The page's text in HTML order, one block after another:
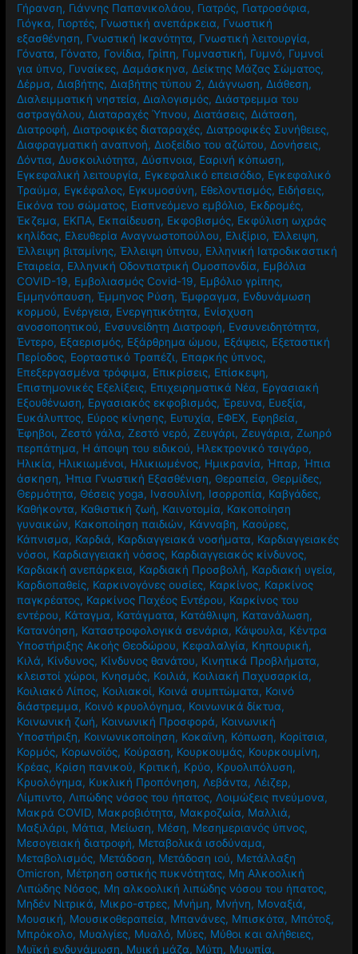
Γήρανση, Γιάννης Παπανικολάου, Γιατρός, Γιατροσόφια,
Γιόγκα, Γιορτές, Γνωστική ανεπάρκεια, Γνωστική
εξασθένηση, Γνωστική Ικανότητα, Γνωστική λειτουργία,
Γόνατα, Γόνατο, Γονίδια, Γρίπη, Γυμναστική, Γυμνό, Γυμνοί
για ύπνο, Γυναίκες, Δαμάσκηνα, Δείκτης Μάζας Σώματος,
Δέρμα, Διαβήτης, Διαβήτης τύπου 2, Διάγνωση, Διάθεση,
Διαλειμματική νηστεία, Διαλογισμός, Διάστρεμμα του
αστραγάλου, Διαταραχές Ύπνου, Διατάσεις, Διάταση,
Διατροφή, Διατροφικές διαταραχές, Διατροφικές Συνήθειες,
Διαφραγματική αναπνοή, Διοξείδιο του αζώτου, Δονήσεις,
Δόντια, Δυσκοιλιότητα, Δύσπνοια, Εαρινή κόπωση,
Εγκεφαλική λειτουργία, Εγκεφαλικό επεισόδιο, Εγκεφαλικό
Τραύμα, Εγκέφαλος, Εγκυμοσύνη, Εθελοντισμός, Ειδήσεις,
Εικόνα του σώματος, Εισπνεόμενο εμβόλιο, Εκδρομές,
Έκζεμα, ΕΚΠΑ, Εκπαίδευση, Εκφοβισμός, Εκφύλιση ωχράς
κηλίδας, Ελευθερία Αναγνωστοπούλου, Ελιξίριο,Έλλειψη,
Έλλειψη βιταμίνης,Έλλειψη ύπνου, Ελληνική Ιατροδικαστική
Εταιρεία, Ελληνική Οδοντιατρική Ομοσπονδία, Εμβόλια
COVID-19, Εμβολιασμός Covid-19, Εμβόλιο γρίπης,
Εμμηνόπαυση,Έμμηνος Ρύση,Έμφραγμα, Ενδυνάμωση
κορμού, Ενέργεια, Ενεργητικότητα, Ενίσχυση
ανοσοποητικού, Ενσυνείδητη Διατροφή, Ενσυνειδητότητα,
Έντερο, Εξαερισμός, Εξάρθρημα ώμου, Εξάψεις, Εξεταστική
Περίοδος, Εορταστικό Τραπέζι, Επαρκής ύπνος,
Επεξεργασμένα τρόφιμα, Επικρίσεις, Επίσκεψη,
Επιστημονικές Εξελίξεις, Επιχειρηματικά Νέα, Εργασιακή
Εξουθένωση, Εργασιακός εκφοβισμός,Έρευνα, Ευεξία,
Ευκάλυπτος, Εύρος κίνησης, Ευτυχία, ΕΦΕΧ, Εφηβεία,
Έφηβοι,Ζεστό γάλα,Ζεστό νερό,Ζευγάρι,Ζευγάρια,Ζωηρό
περπάτημα, Η άποψη του ειδικού, Ηλεκτρονικό τσιγάρο,
Ηλικία, Ηλικιωμένοι, Ηλικιωμένος, Ημικρανία, Ήπαρ, Ήπια
άσκηση, Ήπια Γνωστική Εξασθένιση, Θεραπεία, Θερμίδες,
Θερμότητα, Θέσεις yoga, Ινσουλίνη, Ισορροπία, Καβγάδες,
Καθήκοντα, Καθιστική ζωή, Καινοτομία, Κακοποίηση
γυναικών, Κακοποίηση παιδιών, Κάνναβη, Καούρες,
Κάπνισμα, Καρδιά, Καρδιαγγειακά νοσήματα, Καρδιαγγειακές
νόσοι, Καρδιαγγειακή νόσος, Καρδιαγγειακός κίνδυνος,
Καρδιακή ανεπάρκεια, Καρδιακή Προσβολή, Καρδιακή υγεία,
Καρδιοπαθείς, Καρκινογόνες ουσίες, Καρκίνος, Καρκίνος
παγκρέατος, Καρκίνος Παχέος Εντέρου, Καρκίνος του
εντέρου, Κάταγμα, Κατάγματα, Κατάθλιψη, Κατανάλωση,
Κατανόηση, Καταστροφολογικά σενάρια, Κάψουλα, Κέντρα
Υποστήριξης Ακοής Θεοδώρου, Κεφαλαλγία, Κηπουρική,
Κιλά, Κίνδυνος, Κίνδυνος θανάτου, Κινητικά Προβλήματα,
κλειστοί χώροι, Κνησμός, Κοιλιά, Κοιλιακή Παχυσαρκία,
Κοιλιακό Λίπος, Κοιλιακοί, Κοινά συμπτώματα, Κοινό
διάστρεμμα, Κοινό κρυολόγημα, Κοινωνικά δίκτυα,
Κοινωνική ζωή, Κοινωνική Προσφορά, Κοινωνική
Υποστήριξη, Κοινωνικοποίηση, Κοκαϊνη, Κόπωση, Κορίτσια,
Κορμός, Κορωνοϊός, Κούραση, Κουρκουμάς, Κουρκουμίνη,
Κρέας, Κρίση πανικού, Κριτική, Κρύο, Κρυολιπόλυση,
Κρυολόγημα, Κυκλική Προπόνηση, Λεβάντα, Λέιζερ,
Λίμπιντο, Λιπώδης νόσος του ήπατος, Λοιμώξεις πνεύμονα,
Μακρά COVID, Μακροβιότητα, Μακροζωία, Μαλλιά,
Μαξιλάρι, Μάτια, Μείωση, Μέση, Μεσημεριανός ύπνος,
Μεσογειακή διατροφή, Μεταβολικά ισοδύναμα,
Μεταβολισμός, Μετάδοση, Μετάδοση ιού, Μετάλλαξη
Omicron, Μέτρηση οστικής πυκνότητας, Μη Αλκοολική
Λιπώδης Νόσος, Μη αλκοολική λιπώδης νόσου του ήπατος,
Μηδέν Νιτρικά, Μικρο-στρες, Μνήμη, Μνήνη, Μοναξιά,
Μουσική, Μουσικοθεραπεία, Μπανάνες, Μπισκότα, Μπότοξ,
Μπρόκολο, Μυαλγίες, Μυαλό, Μύες, Μύθοι και αλήθειες,
Μυϊκή ενδυνάμωση, Μυική μάζα, Μύτη, Μυωπία,